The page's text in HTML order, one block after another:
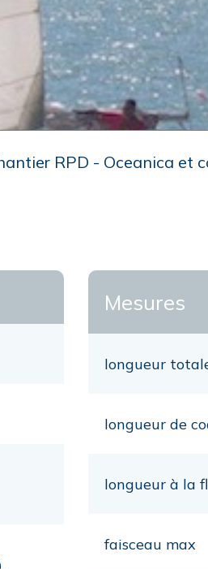
RPD - Oceanica et
Mesures
longueur
longueur de
longueur à la
faisceau max